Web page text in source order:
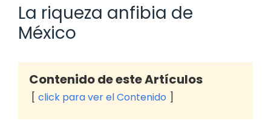
La riqueza anfibia de
México
Contenido de este Artículos
click para ver el Contenido